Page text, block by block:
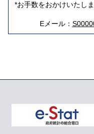
*お手数をおかけいたし
Eメール：